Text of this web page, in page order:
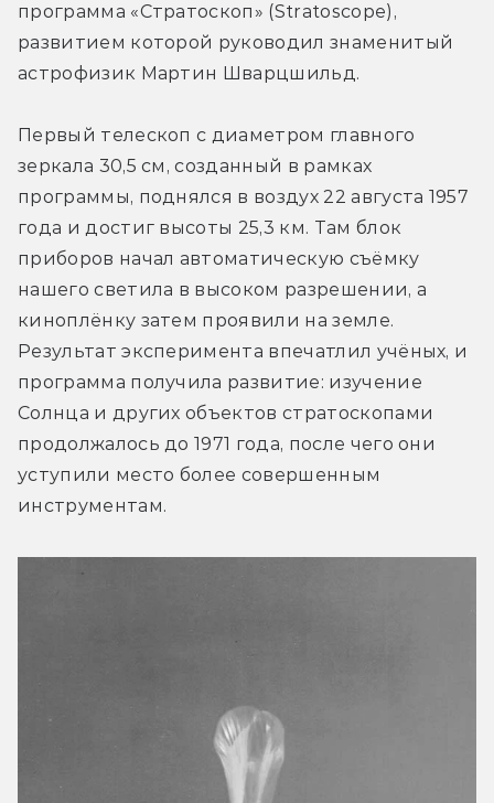
программа «Стратоскоп» (Stratoscope),
развитием которой руководил знаменитый
астрофизик Мартин Шварцшильд.
Первый телескоп с диаметром главного
зеркала 30,5 см, созданный в рамках
программы, поднялся в воздух 22 августа 1957
года и достиг высоты 25,3 км. Там блок
приборов начал автоматическую съёмку
нашего светила в высоком разрешении, а
киноплёнку затем проявили на земле.
Результат эксперимента впечатлил учёных, и
программа получила развитие: изучение
Солнца и других объектов стратоскопами
продолжалось до 1971 года, после чего они
уступили место более совершенным
инструментам.